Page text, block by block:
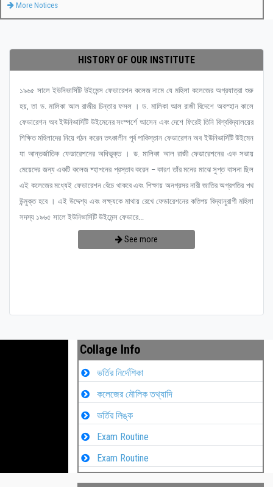
More Notices
HISTORY OF OUR INSTITUTE
১৯৬৫ সালে ইউনিভার্সিটি উইমেন্স ফেডারেশন কলেজ নামে যে মহিলা কলেজের অগ্রযাত্রা শুরু
হয়, তা ড. মালিকা আল রাজীর চিন্তার ফসল । ড. মালিকা আল রাজী বিদেশে অবস্হান কালে
ফেডারেশন অব ইউনিভার্সিটি উইমেনের সংস্পর্শে আসেন এবং দেশে ফিরেই তিনি বিশ্ববিদ্যালয়ের
শিক্ষিত মহিলাদের নিয়ে গঠন করেন তৎকালীন পূর্ব পাকিস্তান ফেডারেশন অব ইউনিভার্সিটি উইমেন
যা আন্তর্জাতিক ফেডারেশনের অধিভুক্ত । ড. মালিকা আল রাজী ফেডারেশনের এক সভায়
মেয়েদের জন্য একটি কলেজ ষ্হাপনের প্রস্তাব করেন – কারণ তাঁর মনের মাঝে সুপ্ত বাসনা ছিল
এই কলেজের মধ্যেই ফেডারেশন বেঁচে থাকবে এবং শিক্ষায় অনগ্রসর নারী জাতির অগ্রগতির পথ
উন্মুক্ত হবে । এই উদ্দেশ্য এবং লক্ষ্যকে মাথায় রেখে ফেডারেশনের কতিপয় বিদ্যানুরাগী মহিলা
সদস্য ১৯৬৫ সালে ইউনিভার্সিটি উইমেন্স ফেডারে...
See more
Collage Info
ভর্তির নির্দেশিকা
কলেজের মৌলিক তথ্যাদি
ভর্তির লিঙ্ক
Exam Routine
Exam Routine